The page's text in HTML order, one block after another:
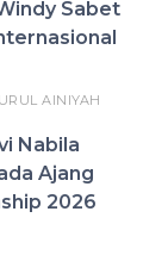
Sabet
AINIYAH
Nabila
Ajang
2026